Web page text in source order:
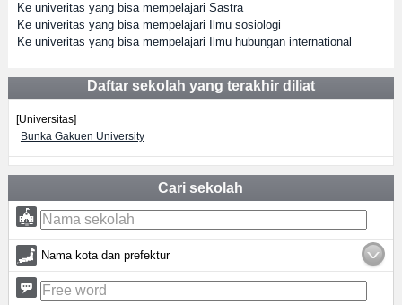
Ke univeritas yang bisa mempelajari Sastra
Ke univeritas yang bisa mempelajari Ilmu sosiologi
Ke univeritas yang bisa mempelajari Ilmu hubungan international
Daftar sekolah yang terakhir diliat
[Universitas]
Bunka Gakuen University
Cari sekolah
Nama kota dan prefektur